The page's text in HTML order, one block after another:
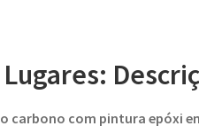
carbono com pintura epóxi